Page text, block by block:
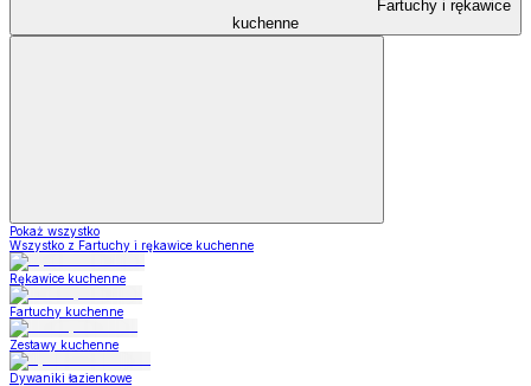
Fartuchy i rękawice
kuchenne
Pokaż wszystko
Wszystko z Fartuchy i rękawice kuchenne
Rękawice kuchenne
Fartuchy kuchenne
Zestawy kuchenne
Dywaniki łazienkowe